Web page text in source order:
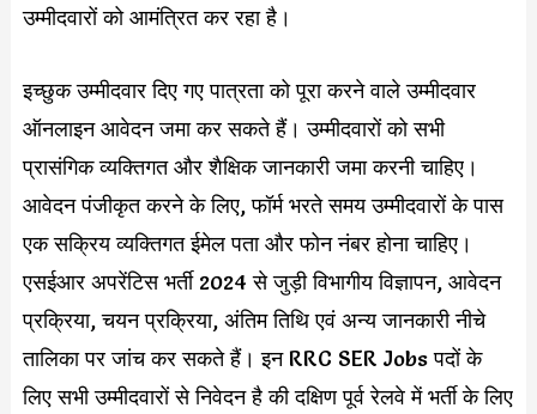
उम्मीदवारों को आमंत्रित कर रहा है।
इच्छुक उम्मीदवार दिए गए पात्रता को पूरा करने वाले उम्मीदवार
ऑनलाइन आवेदन जमा कर सकते हैं। उम्मीदवारों को सभी
प्रासंगिक व्यक्तिगत और शैक्षिक जानकारी जमा करनी चाहिए।
आवेदन पंजीकृत करने के लिए, फॉर्म भरते समय उम्मीदवारों के पास
एक सक्रिय व्यक्तिगत ईमेल पता और फोन नंबर होना चाहिए।
एसईआर अपरेंटिस भर्ती 2024 से जुड़ी विभागीय विज्ञापन, आवेदन
प्रक्रिया, चयन प्रक्रिया, अंतिम तिथि एवं अन्य जानकारी नीचे
तालिका पर जांच कर सकते हैं। इन RRC SER Jobs पदों के
लिए सभी उम्मीदवारों से निवेदन है की दक्षिण पूर्व रेलवे में भर्ती के लिए